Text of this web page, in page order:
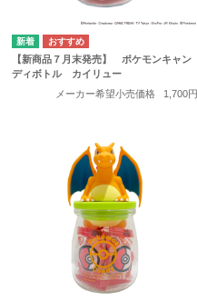
【新商品７月末発売】 ポケモンキャン
ディボトル カイリュー
メーカー希望小売価格
1,700円